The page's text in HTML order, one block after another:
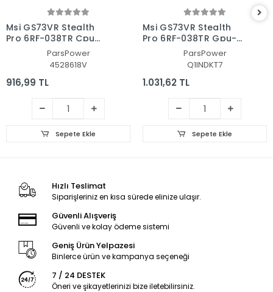
Msi GS73VR Stealth
Pro 6RF-038TR Cpu
Fan - İşlemci Fanı
ParsPower
4528618V
916,99 TL
Sepete Ekle
Msi GS73VR Stealth
Pro 6RF-038TR Gpu-
Vga Fan - Ekran Kartı
ParsPower
Q1INDKT7
1.031,62 TL
Sepete Ekle
Hızlı Teslimat
Siparişleriniz en kısa sürede elinize ulaşır.
Güvenli Alışveriş
Güvenli ve kolay ödeme sistemi
Geniş Ürün Yelpazesi
Binlerce ürün ve kampanya seçeneği
7 / 24 DESTEK
Öneri ve şikayetlerinizi bize iletebilirsiniz.